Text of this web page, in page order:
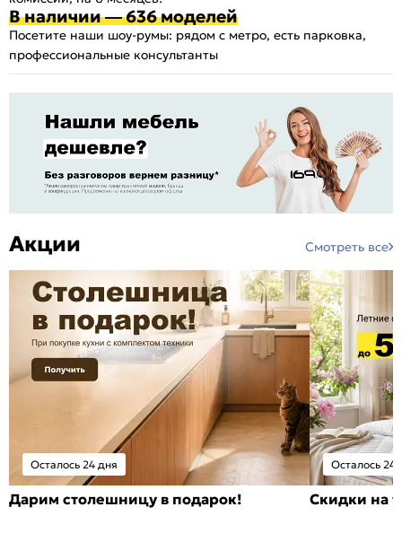
В наличии — 636 моделей
Посетите наши шоу-румы: рядом с метро, есть парковка,
профессиональные консультанты
Акции Смотреть все
Осталось 24 дня
Дарим столешницу в подарок!
Осталось 24
Скидки на